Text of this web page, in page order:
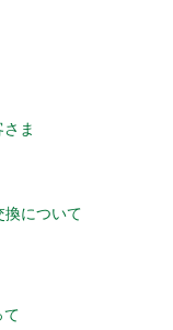
ま
換について